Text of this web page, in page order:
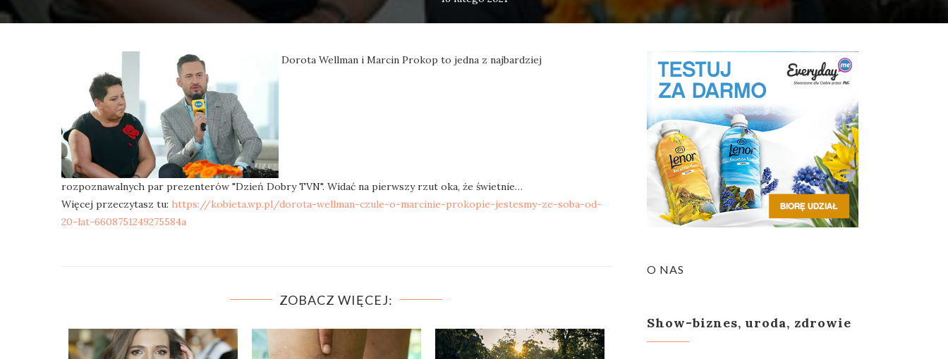
Dorota Wellman i Marcin Prokop to jedna z najbardziej
rozpoznawalnych par prezenterów "Dzień Dobry TVN". Widać na pierwszy rzut oka, że świetnie…
Więcej przeczytasz tu: https://kobieta.wp.pl/dorota-wellman-czule-o-marcinie-prokopie-jestesmy-ze-soba-od-
20-lat-6608751249275584a
ZOBACZ WIĘCEJ:
O NAS
Show-biznes, uroda, zdrowie